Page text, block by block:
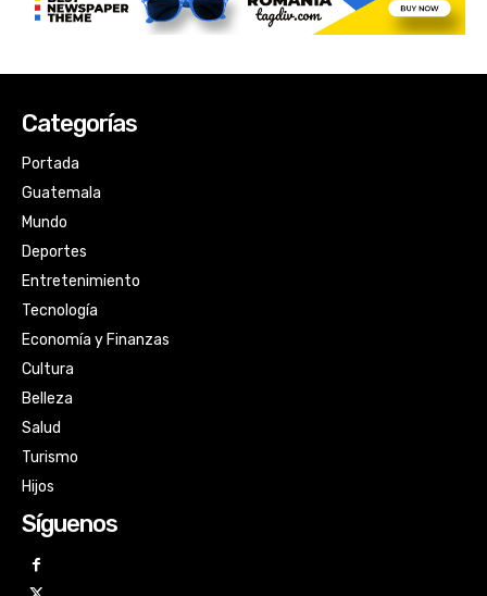
Categorías
Portada
Guatemala
Mundo
Deportes
Entretenimiento
Tecnología
Economía y Finanzas
Cultura
Belleza
Salud
Turismo
Hijos
Síguenos